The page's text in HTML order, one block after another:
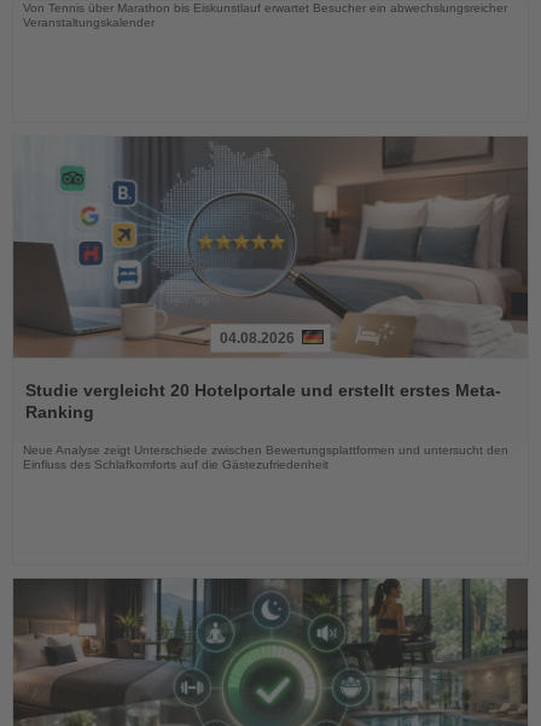
Von Tennis über Marathon bis Eiskunstlauf erwartet Besucher ein abwechslungsreicher
Veranstaltungskalender
Sie
die
Nachrichten
04.08.2026
Studie vergleicht 20 Hotelportale und erstellt erstes Meta-
Ranking
Neue Analyse zeigt Unterschiede zwischen Bewertungsplattformen und untersucht den
Einfluss des Schlafkomforts auf die Gästezufriedenheit